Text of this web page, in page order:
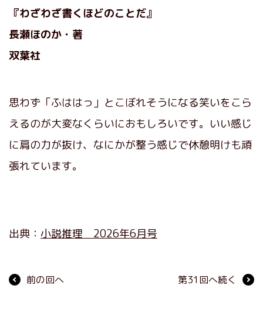
『わざわざ書くほどのことだ』
長瀬ほのか・著
双葉社
思わず「ふははっ」とこぼれそうになる笑いをこら
えるのが大変なくらいにおもしろいです。いい感じ
に肩の力が抜け、なにかが整う感じで休憩明けも頑
張れています。
出典： 小説推理 2026年6月号
前の回へ 第31回へ続く